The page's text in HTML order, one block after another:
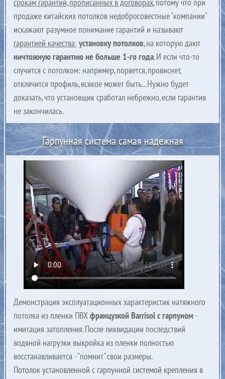
продаже китайских потолков недобросовестные "компании"
искажают разумное понимание гарантий и называют
гарантией качества установку потолков, на которую дают
ничтожную гарантию не больше 1-го года. И если что-то
случится с потолком: например, порвется, провиснет,
отклячится профиль, всякое может быть... Нужно будет
доказать, что установщик сработал небрежно, если гарантия
не закончилась.
Гарпунная система самая надежная
Демонстрация эксплуатационных характеристик натяжного
потолка из пленки ПВХфранцузкой Barrisol с гарпуном -
имитация затопления. После ликвидации последствий
водяной нагрузки выкройка из пленки полностью
восстанавливается - "помнит" свои размеры.
Потолок установленной с гарпунной системой крепления в